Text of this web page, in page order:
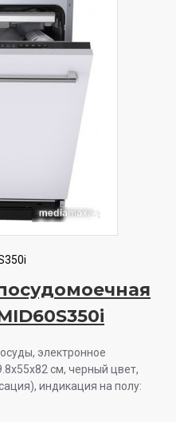
электронное
см, черный цвет,
индикация на полу: